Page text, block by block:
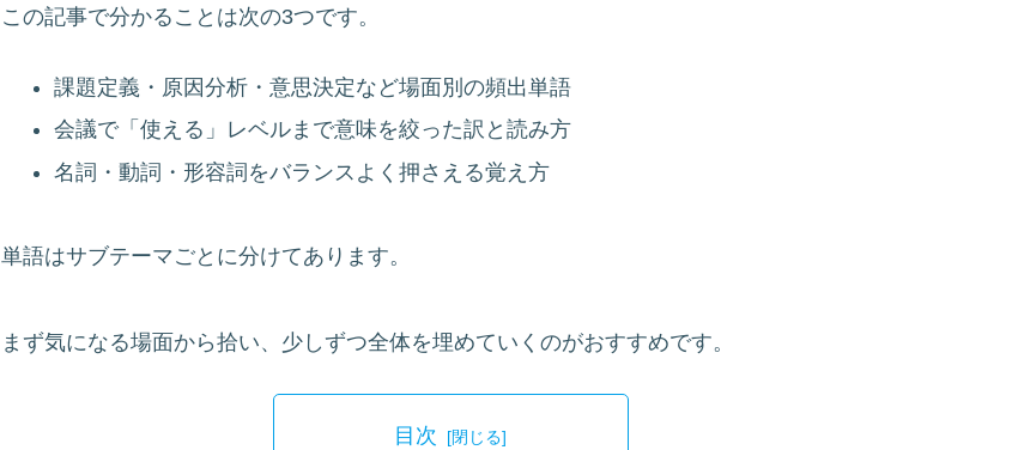
この記事で分かることは次の3つです。
課題定義・原因分析・意思決定など場面別の頻出単語
会議で「使える」レベルまで意味を絞った訳と読み方
名詞・動詞・形容詞をバランスよく押さえる覚え方
単語はサブテーマごとに分けてあります。
まず気になる場面から拾い、少しずつ全体を埋めていくのがおすすめです。
目次